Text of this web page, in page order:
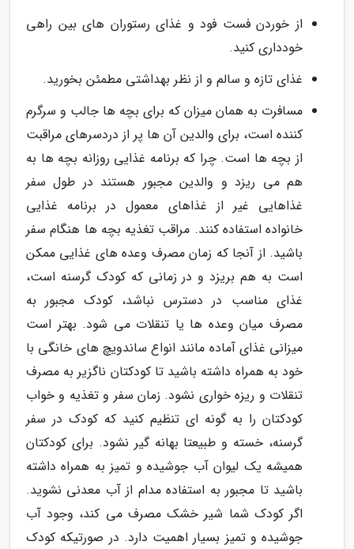
از خوردن فست فود و غذای رستوران های بین راهی
خودداری کنید.
غذای تازه و سالم و از نظر بهداشتی مطمئن بخورید.
مسافرت به همان میزان که برای بچه ها جالب و سرگرم
کننده است، برای والدین آن ها پر از دردسرهای مراقبت
از بچه ها است. چرا که برنامه غذایی روزانه بچه ها به
هم می ریزد و والدین مجبور هستند در طول سفر
غذاهایی غیر از غذاهای معمول در برنامه غذایی
خانواده استفاده کنند. مراقب تغذیه بچه ها هنگام سفر
باشید. از آنجا که زمان مصرف وعده های غذایی ممکن
است به هم بریزد و در زمانی که کودک گرسنه است،
غذای مناسب در دسترس نباشد، کودک مجبور به
مصرف میان وعده ها یا تنقلات می شود. بهتر است
میزانی غذای آماده مانند انواع ساندویچ های خانگی با
خود به همراه داشته باشید تا کودکتان ناگزیر به مصرف
تنقلات و ریزه خواری نشود. زمان سفر و تغذیه و خواب
کودکتان را به گونه ای تنظیم کنید که کودک در سفر
گرسنه، خسته و طبیعتا بهانه گیر نشود. برای کودکتان
همیشه یک لیوان آب جوشیده و تمیز به همراه داشته
باشید تا مجبور به استفاده مدام از آب معدنی نشوید.
اگر کودک شما شیر خشک مصرف می کند، وجود آب
جوشیده و تمیز بسیار اهمیت دارد. در صورتیکه کودک